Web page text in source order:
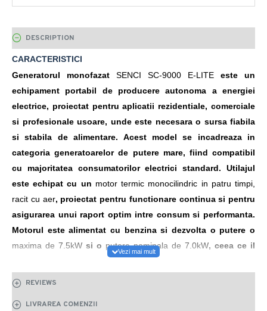
DESCRIPTION
CARACTERISTICI
Generatorul monofazat SENCI SC-9000 E-LITE este un
echipament portabil de producere autonoma a energiei
electrice, proiectat pentru aplicatii rezidentiale, comerciale
si profesionale usoare, unde este necesara o sursa fiabila
si stabila de alimentare. Acest model se incadreaza in
categoria generatoarelor de putere mare, fiind compatibil
cu majoritatea consumatorilor electrici standard. Utilajul
este echipat cu un motor termic monocilindric in patru timpi,
racit cu aer, proiectat pentru functionare continua si pentru
asigurarea unui raport optim intre consum si performanta.
Motorul este alimentat cu benzina si dezvolta o putere o
maxima de 7.5kW si o putere nominala de 7.0kW, ceea ce il
sau sisteme de iluminat. Pentru mentinerea stabilitatii
REVIEWS
LIVRAREA COMENZII